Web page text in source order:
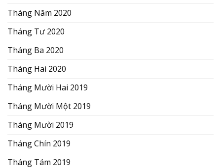
Tháng Năm 2020
Tháng Tư 2020
Tháng Ba 2020
Tháng Hai 2020
Tháng Mười Hai 2019
Tháng Mười Một 2019
Tháng Mười 2019
Tháng Chín 2019
Tháng Tám 2019